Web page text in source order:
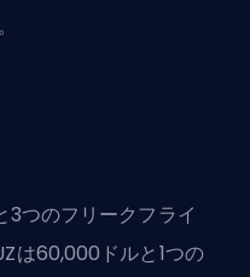
つのフリークフライ
は60,000ドルと1つの